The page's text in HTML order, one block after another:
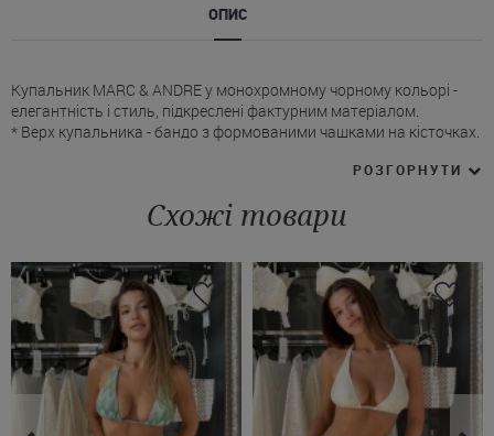
ОПИС
Купальник MARC & ANDRE у монохромному чорному кольорі -
елегантність і стиль, підкреслені фактурним матеріалом.
* Верх купальника - бандо з формованими чашками на кісточках.
* Застібка на спині забезпечує надійну фіксацію.
* Плавки Марк Андре у стилі бразиліана із середньою лінією талії
акцентують увагу на фігурі, а широкий декоративний пояс з
аксесуаром на передній панелі додає гламуру.
* Вертикальний шов на задній частині плавок та шильд з
логотипом бренду завершують образ.
Купуйте чорний роздільний купальник MARC & ANDRE та
насолоджуйтесь комфортом на відпочинку! Ми допоможемо вам
оформити доставку у Кам'янець-Подільський або Хмельницький,
а також будь-яке інше місто України.
РОЗГОРНУТИ
Схожі товари